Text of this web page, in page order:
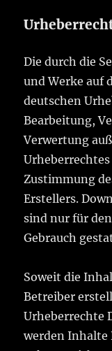
Die durch die
und Werke auf
deutschen
Bearbeitung,
Verwertung
Zustimmung
Erstellers.
sind nur für
Gebrauch
Soweit die
Betreiber
Urheberrechte
werden Inhalte